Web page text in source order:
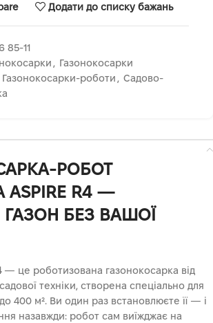
Додати до списку бажань
85‑11
, Газонокосарки
Газонокосарки-роботи , Садово-
РОБОТ
ASPIRE R4 —
ГАЗОН БЕЗ ВАШОЇ
— це роботизована газонокосарка від
техніки, створена спеціально для
400 м². Ви один раз встановлюєте її — і
назавжди: робот сам виїжджає на